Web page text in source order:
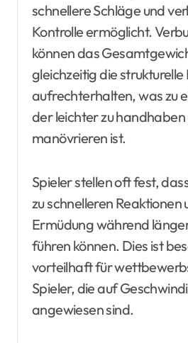
schnellere Schläge und
Kontrolle ermöglicht.
können das
gleichzeitig die
aufrechterhalten, was zu
der leichter zu handhaben
manövrieren ist.
Spieler stellen oft fest,
zu schnelleren Reaktionen
Ermüdung während
führen können. Dies ist
vorteilhaft für
Spieler, die auf
angewiesen sind.